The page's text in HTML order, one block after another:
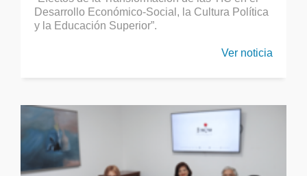
Desarrollo Económico-Social, la Cultura Política
y la Educación Superior”.
Ver noticia